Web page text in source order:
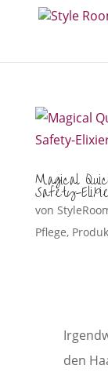
Magical
Safety-
von
Pflege,
den